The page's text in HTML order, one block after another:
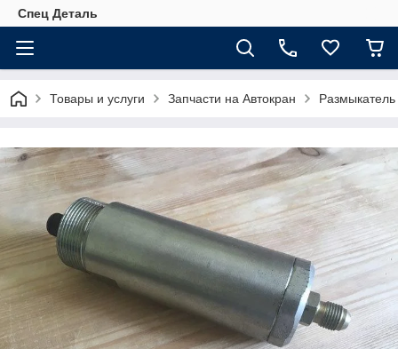
Спец Деталь
Товары и услуги Запчасти на Автокран